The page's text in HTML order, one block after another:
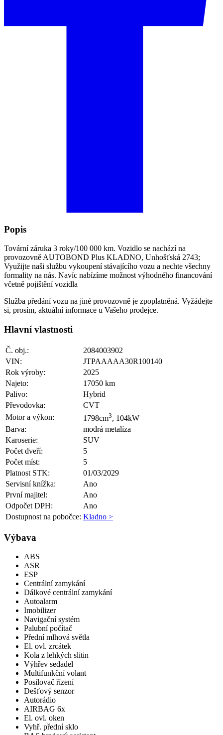
Popis
Tovární záruka 3 roky/100 000 km. Vozidlo se nachází na
provozovně AUTOBOND Plus KLADNO, Unhošťská 2743;
Využijte naši službu vykoupení stávajícího vozu a nechte všechny
formality na nás. Navíc nabízíme možnost výhodného financování
včetně pojištění vozidla
Služba předání vozu na jiné provozovně je zpoplatněná. Vyžádejte
si, prosím, aktuální informace u Vašeho prodejce.
Hlavní vlastnosti
Č. obj.:
2084003902
VIN:
JTPAAAAA30R100140
Rok výroby:
2025
Najeto:
17050 km
Palivo:
Hybrid
Převodovka:
CVT
Motor a výkon:
1798cm3, 104kW
Barva:
modrá metalíza
Karoserie:
SUV
Počet dveří:
5
Počet míst:
5
Platnost STK:
01/03/2029
Servisní knížka:
Ano
První majitel:
Ano
Odpočet DPH:
Ano
Dostupnost na pobočce: Kladno >
Výbava
ABS
ASR
ESP
Centrální zamykání
Dálkové centrální zamykání
Autoalarm
Imobilizer
Navigační systém
Palubní počítač
Přední mlhová světla
El. ovl. zrcátek
Kola z lehkých slitin
Výhřev sedadel
Multifunkční volant
Posilovač řízení
Dešťový senzor
Autorádio
AIRBAG 6x
El. ovl. oken
Vyhř. přední sklo